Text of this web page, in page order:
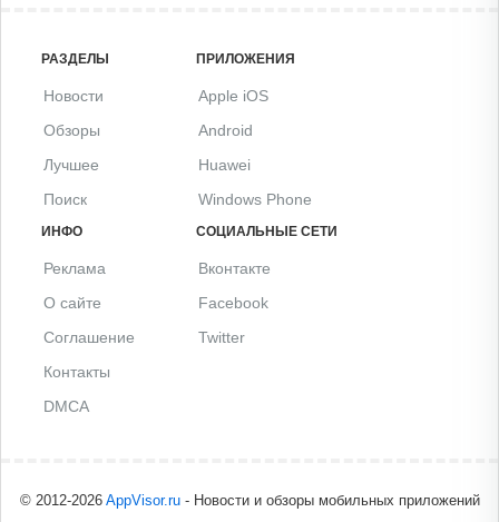
РАЗДЕЛЫ
Новости
Обзоры
Лучшее
Поиск
ПРИЛОЖЕНИЯ
Apple iOS
Android
Huawei
Windows Phone
ИНФО
Реклама
О сайте
Соглашение
Контакты
DMCA
СОЦИАЛЬНЫЕ СЕТИ
Вконтакте
Facebook
Twitter
© 2012-2026 AppVisor.ru- Новости и обзоры мобильных приложений